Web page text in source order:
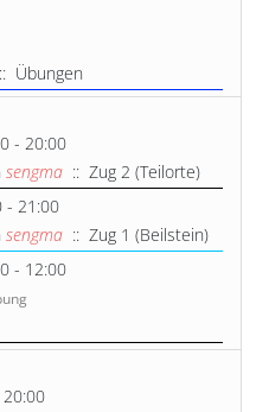
:: Übungen
- 20:00
sengma :: Zug 2 (Teilorte)
- 21:00
sengma :: Zug 1 (Beilstein)
- 12:00